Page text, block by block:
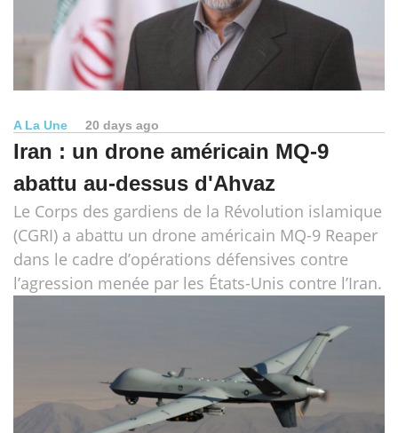
A La Une 20 days ago
Iran : un drone américain MQ-9
abattu au-dessus d'Ahvaz
Le Corps des gardiens de la Révolution islamique
(CGRI) a abattu un drone américain MQ-9 Reaper
dans le cadre d’opérations défensives contre
l’agression menée par les États-Unis contre l’Iran.